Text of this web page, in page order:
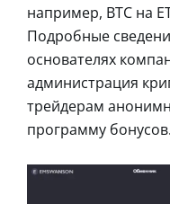
например, BTC на
Подробные
основателях
администрация
трейдерам
программу бонусов.